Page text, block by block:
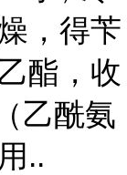
，得苄
酯，收
乙酰氨
..